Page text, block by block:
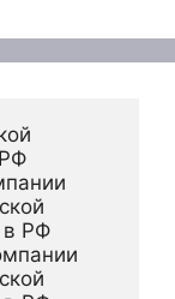
в РФ